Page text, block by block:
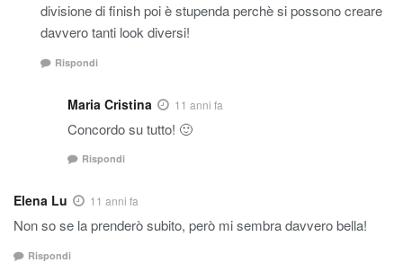
divisione di finish poi è stupenda perchè si possono creare
davvero tanti look diversi!
Rispondi
Maria Cristina 11 anni fa
Concordo su tutto! 🙂
Rispondi
Elena Lu 11 anni fa
Non so se la prenderò subito, però mi sembra davvero bella!
Rispondi